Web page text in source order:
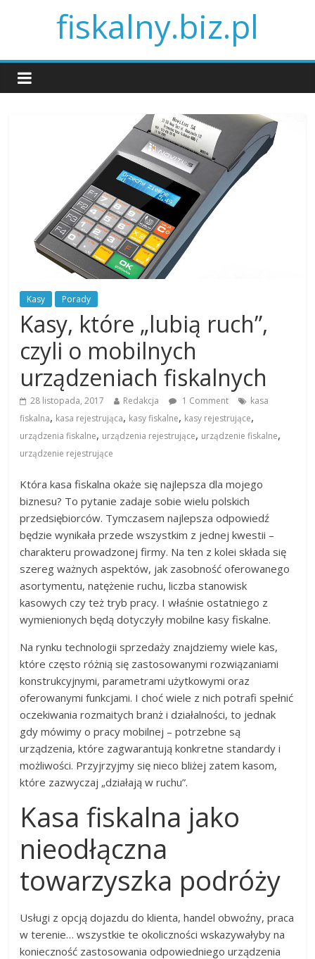
fiskalny.biz.pl
Kasy Porady
Kasy, które „lubią ruch”,
czyli o mobilnych
urządzeniach fiskalnych
28 listopada, 2017 Redakcja 1 Comment
kasa
fiskalna, kasa rejestrująca, kasy fiskalne, kasy rejestrujące,
urządzenia fiskalne, urządzenia rejestrujące, urządzenie fiskalne,
urządzenie rejestrujące
Która kasa fiskalna okaże się najlepsza dla mojego
biznesu? To pytanie zadaje sobie wielu polskich
przedsiębiorców. Tymczasem najlepsza odpowiedź
będzie wynikała przede wszystkim z jednej kwestii –
charakteru prowadzonej firmy. Na ten z kolei składa się
szereg ważnych aspektów, jak zasobność oferowanego
asortymentu, natężenie ruchu, liczba stanowisk
kasowych czy też tryb pracy. I właśnie ostatniego z
wymienionych będą dotyczyły mobilne kasy fiskalne.
Na rynku technologii sprzedaży znajdziemy wiele kas,
które często różnią się zastosowanymi rozwiązaniami
konstrukcyjnymi, parametrami użytkowymi oraz
oferowanymi funkcjami. I choć wiele z nich potrafi spełnić
oczekiwania rozmaitych branż i działalności, to jednak
gdy mówimy o pracy mobilnej – potrzebne są
urządzenia, które zagwarantują konkretne standardy i
możliwości. Przyjrzyjmy się nieco bliżej zatem kasom,
które zazwyczaj „działają w ruchu”.
Kasa fiskalna jako
nieodłączna
towarzyszka podróży
Usługi z opcją dojazdu do klienta, handel obwoźny, praca
w terenie… wszystkie te okoliczności wskazywałyby na
konieczność zastosowania odpowiedniego urządzenia